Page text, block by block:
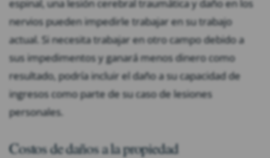
espinal, una lesión cerebral traumática y daño en los
nervios pueden impedirle trabajar en su trabajo
actual. Si necesita trabajar en otro campo debido a
sus impedimentos y ganará menos dinero como
resultado, podría incluir el daño a su capacidad de
ingresos como parte de su caso de lesiones
personales.
Costos de daños a la propiedad